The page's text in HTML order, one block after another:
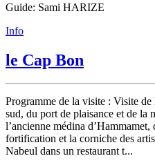
Guide: Sami HARIZE
Info
le Cap Bon
Programme de la visite : Visite
sud, du port de plaisance et de la
l’ancienne médina d’Hammamet,
fortification et la corniche des
Nabeul dans un restaurant t...